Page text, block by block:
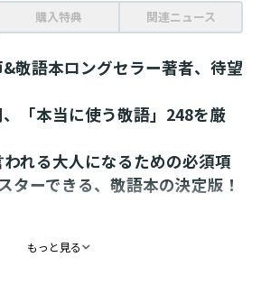
購入特典 関連ニュース
敬語本ロングセラー著者、待望
「本当に使う敬語」248を厳
われる大人になるための必須項
ターできる、敬語本の決定版！
トでも使える「できる大人」の敬語
もっと見る